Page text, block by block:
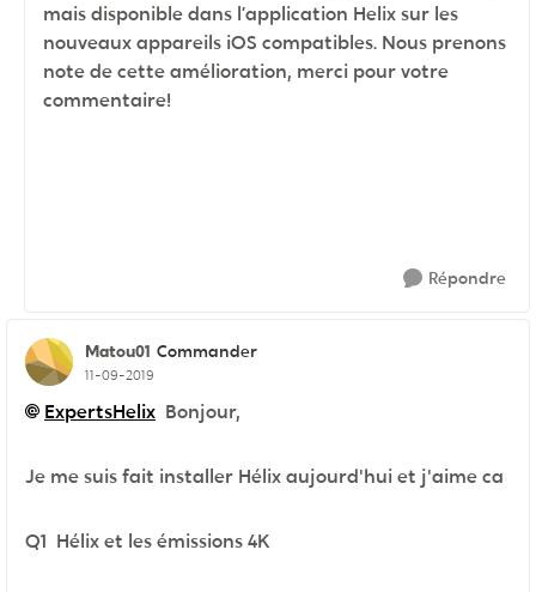
mais disponible dans l’application Helix sur les
nouveaux appareils iOS compatibles. Nous prenons
note de cette amélioration, merci pour votre
commentaire!
Répondre
Matou01 Commander
11-09-2019
ExpertsHelix Bonjour,
Je me suis fait installer Hélix aujourd'hui et j'aime ca
Q1 Hélix et les émissions 4K